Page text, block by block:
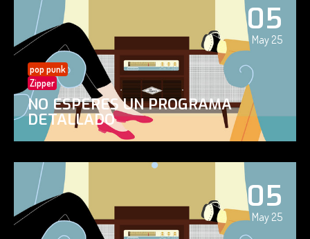
05
May 25
pop punk
Zipper
NO ESPERES UN PROGRAMA
DETALLADO
05
May 25